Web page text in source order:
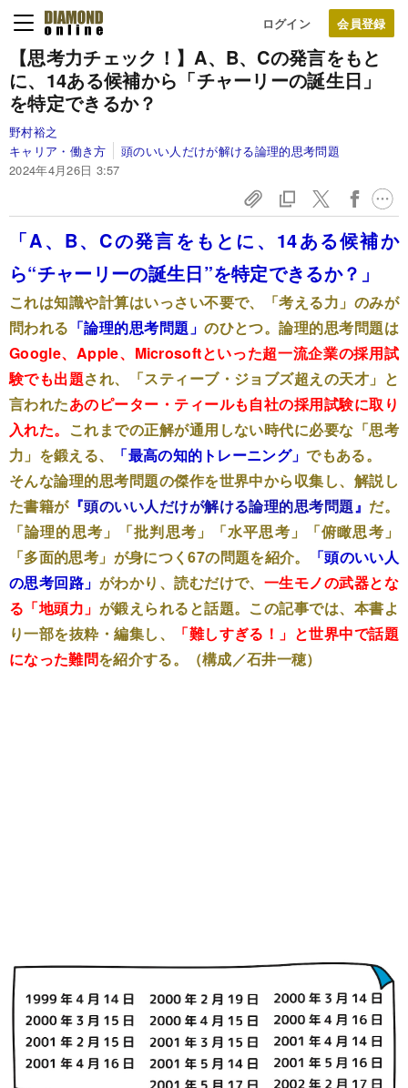
ログイン
【思考力チェック！】A、B、Cの発言をもと
に、14ある候補から「チャーリーの誕生日」
を特定できるか？
野村裕之
キャリア・働き方
頭のいい人だけが解ける論理的思考問題
2024年4月26日 3:57
「A、B、Cの発言をもとに、14ある候補か
ら“チャーリーの誕生日”を特定できるか？」
これは知識や計算はいっさい不要で、「考える力」のみが
問われる 「論理的思考問題」のひとつ。論理的思考問題は
Google、Apple、Microsoftといった超一流企業の採用試
験でも出題され、「スティーブ・ジョブズ超えの天才」と
言われたあのピーター・ティールも自社の採用試験に取り
入れた。 これまでの正解が通用しない時代に必要な「思考
力」を鍛える、
「最高の知的トレーニング」でもある。
そんな論理的思考問題の傑作を世界中から収集し、解説し
た書籍が『頭のいい人だけが解ける論理的思考問題』 だ。
「論理的思考」「批判思考」「水平思考」「俯瞰思考」
「多面的思考」が身につく67の問題を紹介。
「頭のいい人
の思考回路」 がわかり、読むだけで、 一生モノの武器とな
る「地頭力」 が鍛えられると話題。この記事では、本書よ
り一部を抜粋・編集し、
「難しすぎる！」と世界中で話題
になった難問を紹介する。（構成／石井一穂）